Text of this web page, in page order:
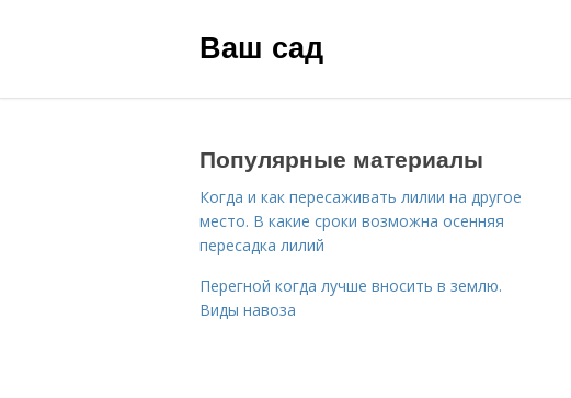
Ваш сад
Популярные материалы
Когда и как пересаживать лилии на другое
место. В какие сроки возможна осенняя
пересадка лилий
Перегной когда лучше вносить в землю.
Виды навоза